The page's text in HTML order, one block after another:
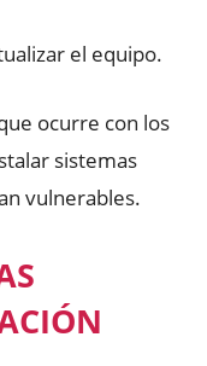
el equipo.
ocurre con los
sistemas
vulnerables.